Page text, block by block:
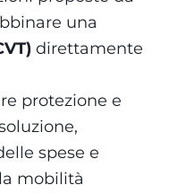
una
direttamente
protezione e
spese e
mobilità